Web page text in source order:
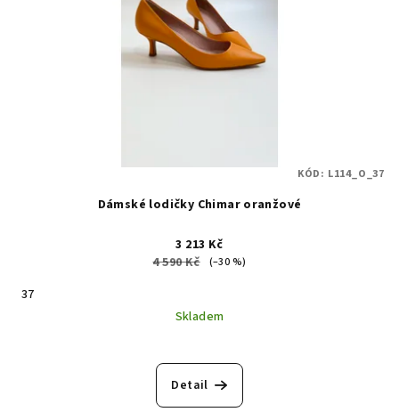
Dámské lodičky Chimar oranžové
3 213 Kč
4 590 Kč
(–30 %)
37
Skladem
hodnocení
produktu
Detail
KÓD: L114_O_37